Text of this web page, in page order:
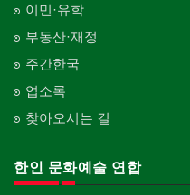
Carpet Cleaning
판촉물
gifts for events
프랜차이즈
Franchise
Piano Tuning/Sale
Wall Paper/Paint
가라지/그라지/차고
Garage Door
건축 엔지니어
Engineering
Architectural Designer
피트니스/헬스
Fitness
산후조리서비스
동창회-대학교
Alumni University
동창회-중·고등학교
Alumni Middle·High School
단체-협회
단체-스포츠
Organization-Sports
이민·유학
부동산·재정
주간한국
업소록
찾아오시는 길
한인 문화예술 연합